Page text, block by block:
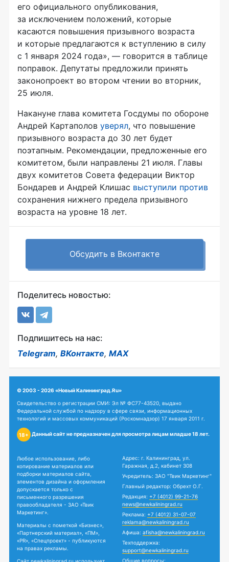
его официального опубликования,
за исключением положений, которые
касаются повышения призывного возраста
и которые предлагаются к вступлению в силу
с 1 января 2024 года», — говорится в таблице
поправок. Депутаты предложили принять
законопроект во втором чтении во вторник,
25 июля.
Накануне глава комитета Госдумы по обороне
Андрей Картаполов уверял, что повышение
призывного возраста до 30 лет будет
поэтапным. Рекомендации, предложенные его
комитетом, были направлены 21 июля. Главы
двух комитетов Совета федерации Виктор
Бондарев и Андрей Клишас выступили против
сохранения нижнего предела призывного
возраста на уровне 18 лет.
Обсудить в Вконтакте
Поделитесь новостью:
Подпишитесь на нас:
Telegram, ВКонтакте, MAX
© 2003 - 2026 «Новый Калининград.Ru»
Свидетельство о регистрации СМИ: Эл № ФС77-43520, выдано
Федеральной службой по надзору в сфере связи, информационных
технологий и массовых коммуникаций (Роскомнадзор) 17 января 2011 г.
18+ Данный сайт не предназначен для просмотра лицам младше 18 лет.
Любое использование, либо
копирование материалов или
подборки материалов сайта,
элементов дизайна и оформления
допускается только с
письменного разрешения
правообладателя - ЗАО «Твик
Маркетинг».
Материалы с пометкой «Бизнес»,
«Партнерский материал», «ПМ»,
«PR», «Спецпроект» - публикуются
на правах рекламы.
Адрес: г. Калининград, ул.
Гаражная, д.2, кабинет 308
Учредитель: ЗАО "Твик Маркетинг"
Главный редактор: Обрехт О.Г.
Редакция: +7 (4012) 99-21-76
news@newkaliningrad.ru
Реклама: +7 (4012) 31-07-07
reklama@newkaliningrad.ru
Афиша: afisha@newkaliningrad.ru
Техподдержка:
support@newkaliningrad.ru
Общие вопросы: